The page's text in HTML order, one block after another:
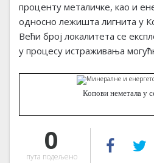
проценту металичке, као и
односно лежишта лигнита у
Већи број локалитета се
у процесу истраживања
Копови неметала у
0
пута подељено